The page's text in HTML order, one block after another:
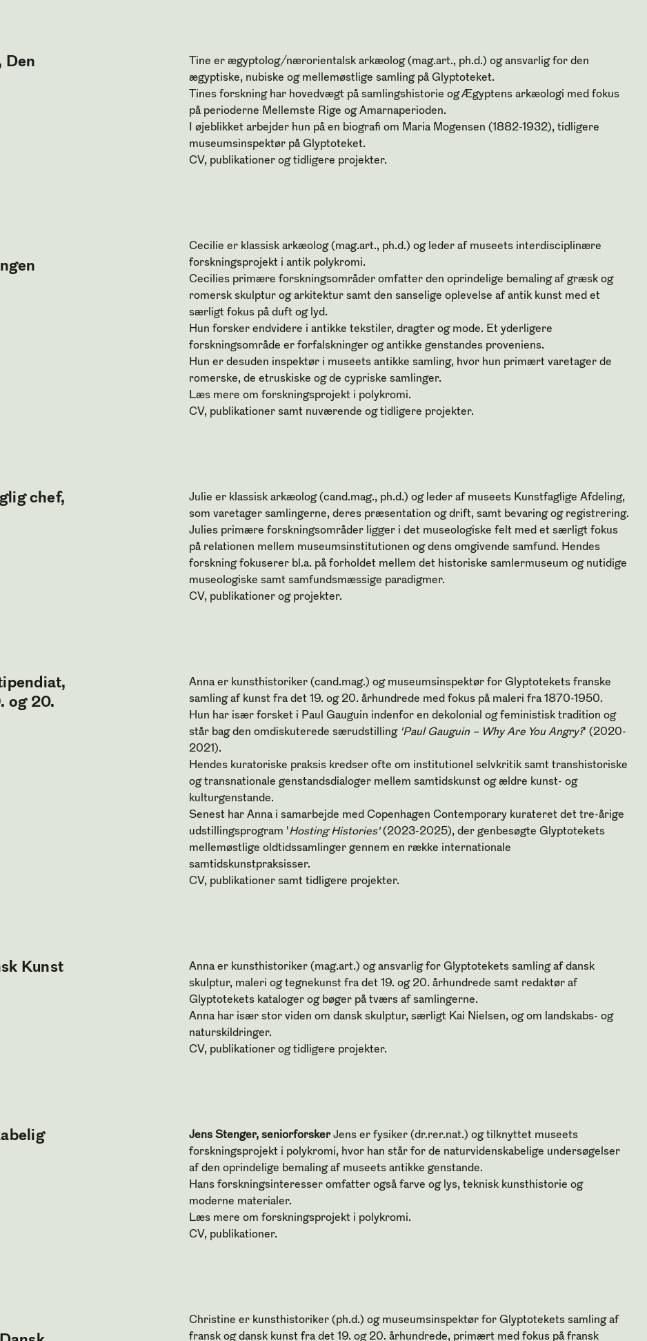
Den
Tine er ægyptolog/nærorientalsk arkæolog (mag.art., ph.d.) og ansvarlig for den
ægyptiske, nubiske og mellemøstlige samling på Glyptoteket.
Tines forskning har hovedvægt på samlingshistorie og Ægyptens arkæologi med fokus
på perioderne Mellemste Rige og Amarnaperioden.
I øjeblikket arbejder hun på en biografi om Maria Mogensen (1882-1932), tidligere
museumsinspektør på Glyptoteket.
CV, publikationer og tidligere projekter.
Cecilie er klassisk arkæolog (mag.art., ph.d.) og leder af museets interdisciplinære
forskningsprojekt i antik polykromi.
Cecilies primære forskningsområder omfatter den oprindelige bemaling af græsk og
romersk skulptur og arkitektur samt den sanselige oplevelse af antik kunst med et
særligt fokus på duft og lyd.
Hun forsker endvidere i antikke tekstiler, dragter og mode. Et yderligere
forskningsområde er forfalskninger og antikke genstandes proveniens.
Hun er desuden inspektør i museets antikke samling, hvor hun primært varetager de
romerske, de etruskiske og de cypriske samlinger.
Læs mere om forskningsprojekt i polykromi.
CV, publikationer samt nuværende og tidligere projekter.
chef,
Julie er klassisk arkæolog (cand.mag., ph.d.) og leder af museets Kunstfaglige Afdeling,
som varetager samlingerne, deres præsentation og drift, samt bevaring og registrering.
Julies primære forskningsområder ligger i det museologiske felt med et særligt fokus
på relationen mellem museumsinstitutionen og dens omgivende samfund. Hendes
forskning fokuserer bl.a. på forholdet mellem det historiske samlermuseum og nutidige
museologiske samt samfundsmæssige paradigmer.
CV, publikationer og projekter.
og 20.
Anna er kunsthistoriker (cand.mag.) og museumsinspektør for Glyptotekets franske
samling af kunst fra det 19. og 20. århundrede med fokus på maleri fra 1870-1950.
Hun har især forsket i Paul Gauguin indenfor en dekolonial og feministisk tradition og
står bag den omdiskuterede særudstilling'Paul Gauguin – WhyAre You Angry?' (2020-
2021).
Hendes kuratoriske praksis kredser ofte om institutionel selvkritik samt transhistoriske
og transnationale genstandsdialoger mellem samtidskunst og ældre kunst- og
kulturgenstande.
Senest har Anna i samarbejde med Copenhagen Contemporary kurateret det tre-årige
udstillingsprogram 'Hosting Histories' (2023-2025), der genbesøgte Glyptotekets
mellemøstlige o ldtidssamlinger gennem en række internationale
samtidskunstpraksisser.
CV, publikationer samt tidligere projekter.
Kunst
Anna er kunsthistoriker (mag.art.) og ansvarlig for Glyptotekets samling af dansk
skulptur, maleri og tegnekunst fra det 19. og 20. århundrede samt redaktør af
Glyptotekets kataloger og bøger på tværs af samlingerne.
Anna har især stor viden om dansk skulptur, særligt Kai Nielsen, og om landskabs- og
naturskildringer.
CV, publikationer og tidligere projekter.
Jens Stenger, seniorforsker Jens er fysiker (dr.rer.nat.) og tilknyttet museets
forskningsprojekt i polykromi, hvor han står for de naturvidenskabelige undersøgelser
af den oprindelige bemaling af museets antikke genstande.
Hans forskningsinteresser omfatter også farve og lys, teknisk kunsthistorie og
moderne materialer.
Læs mere om forskningsprojekt i polykromi.
CV, publikationer.
Christine er kunsthistoriker (ph.d.) og museumsinspektør for Glyptotekets samling af
fransk og dansk kunst fra det 19. og 20. århundrede, primært med fokus på fransk